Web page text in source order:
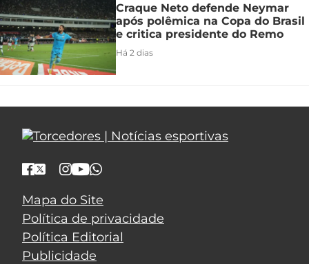
Craque Neto defende Neymar
após polêmica na Copa do Brasil
e critica presidente do Remo
Há 2 dias
Mapa do Site
Política de privacidade
Política Editorial
Publicidade